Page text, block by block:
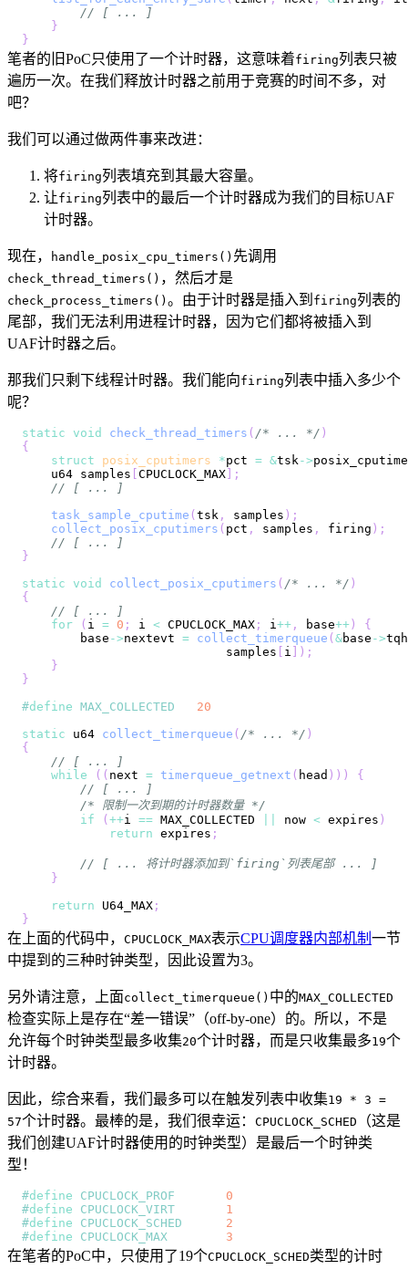
// [ ... ]
}
}
笔者的旧PoC只使用了一个计时器，这意味着firing列表只被
遍历一次。在我们释放计时器之前用于竞赛的时间不多，对
吧？
我们可以通过做两件事来改进：
将firing列表填充到其最大容量。
让firing列表中的最后一个计时器成为我们的目标UAF
计时器。
现在， handle_posix_cpu_timers() 先调用
check_thread_timers() ，然后才是
check_process_timers() 。由于计时器是插入到 firing列表的
尾部，我们无法利用进程计时器，因为它们都将被插入到
UAF计时器之后。
那我们只剩下线程计时器。我们能向firing列表中插入多少个
呢？
static void check_thread_timers ( /* ... */ )
{
struct
posix_cputimers *pct = &tsk->
    u64 samples
CPUCLOCK_MAX
;
// [ ... ]
task_sample_cputime ( tsk , samples ) ;
collect_posix_cputimers ( pct , samples , firing ) ;
// [ ... ]
}
static
void collect_posix_cputimers ( /* ... */ )
{
// [ ... ]
for
( i = 0 ; i < CPUCLOCK_MAX ; i++ , base++ )
{
        base
->nextevt = collect_timerqueue ( &base ->
                            samples
i ) ;
}
}
#define MAX_COLLECTED
20
static u64 collect_timerqueue ( /* ... */ )
{
// [ ... ]
while
( ( next = timerqueue_getnext ( head ) ) )
{
// [ ... ]
/* 限制一次到期的计时器数量 */
if
( ++i == MAX_COLLECTED now < expires )
return expires ;
// [ ... 将计时器添加到`firing`列表尾部 ... ]
}
return U64_MAX ;
}
在上面的代码中， CPUCLOCK_MAX表示CPU调度器内部机制 一节
中提到的三种时钟类型，因此设置为3。
另外请注意，上面collect_timerqueue() 中的MAX_COLLECTED
检查实际上是存在“差一错误”（off-by-one）的。所以，不是
允许每个时钟类型最多收集20个计时器，而是只收集最多19个
计时器。
因此，综合来看，我们最多可以在触发列表中收集19 * 3 =
57个计时器。最棒的是，我们很幸运： CPUCLOCK_SCHED
（这是
我们创建UAF计时器使用的时钟类型）是最后一个时钟类
型！
#define CPUCLOCK_PROF
0
#define CPUCLOCK_VIRT
1
#define CPUCLOCK_SCHED
2
#define CPUCLOCK_MAX 3
在笔者的PoC中，只使用了19个CPUCLOCK_SCHED类型的计时